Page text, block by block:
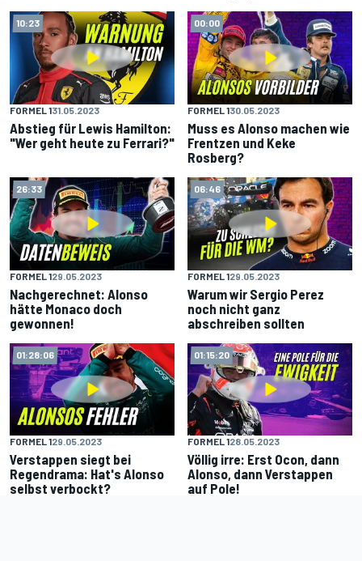
10:23
FORMEL 131.05.2023
Abstieg für Lewis Hamilton:
"Wer geht heute zu Ferrari?"
00:00
FORMEL 130.05.2023
Muss es Alonso machen wie
Frentzen und Keke
Rosberg?
26:33
FORMEL 129.05.2023
Nachgerechnet: Alonso
hätte Monaco doch
gewonnen!
06:46
FORMEL 129.05.2023
Warum wir Sergio Perez
noch nicht ganz
abschreiben sollten
01:28:06
FORMEL 129.05.2023
Verstappen siegt bei
Regendrama: Hat's Alonso
selbst verbockt?
01:15:20
FORMEL 128.05.2023
Völlig irre: Erst Ocon, dann
Alonso, dann Verstappen
auf Pole!